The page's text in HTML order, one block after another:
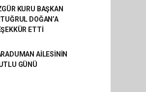
KURU BAŞKAN
DOĞAN’A
ETTİ
AİLESİNİN
GÜNÜ